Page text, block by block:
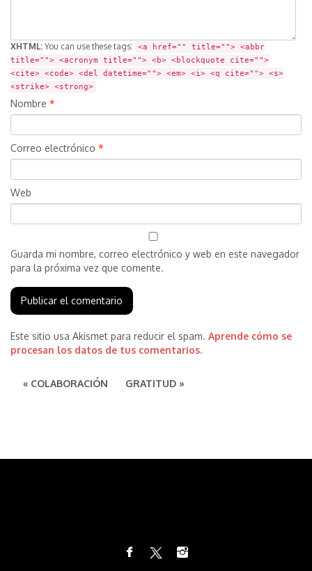
XHTML: You can use these tags:
<a href="" title=""> <abbr
title=""> <acronym title=""> <b> <blockquote cite="">
<cite> <code> <del datetime=""> <em> <i> <q cite=""> <s>
<strike> <strong>
Nombre *
Correo electrónico *
Web
Guarda mi nombre, correo electrónico y web en este navegador
para la próxima vez que comente.
Este sitio usa Akismet para reducir el spam. Aprende cómo se
procesan los datos de tus comentarios.
« COLABORACIÓN GRATITUD »